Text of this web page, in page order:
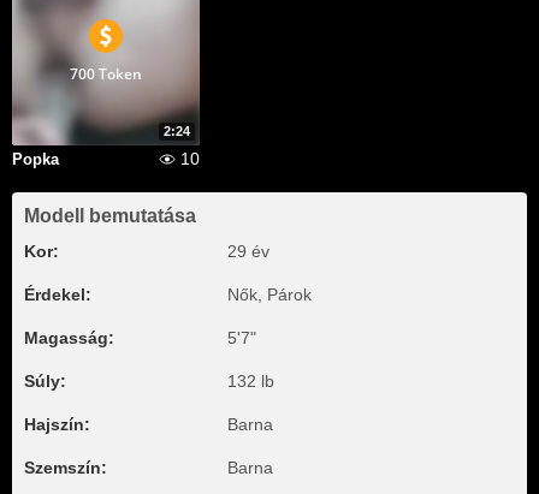
2:24
700 Token
Popka 10
Modell bemutatása
Kor: 29 év
Érdekel: Nők, Párok
Magasság: 5'7"
Súly: 132 lb
Hajszín: Barna
Szemszín: Barna